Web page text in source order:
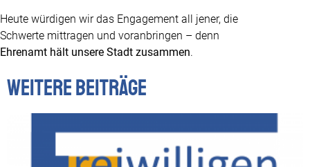
Heute würdigen wir das Engagement all jener, die
Schwerte mittragen und voranbringen – denn
Ehrenamt hält unsere Stadt zusammen.
Weitere Beiträge